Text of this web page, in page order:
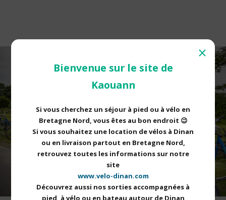
⨯
Bienvenue sur le site de
Kaouann
Si vous cherchez un séjour à pied ou à vélo en
Bretagne Nord, vous êtes au bon endroit 😉
Si vous souhaitez une location de vélos à Dinan
ou en livraison partout en Bretagne Nord,
retrouvez toutes les informations sur notre
site
www.velo-dinan.com
Découvrez aussi nos sorties accompagnées à
pied, à vélo ou en bateau autour de Dinan